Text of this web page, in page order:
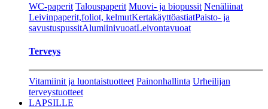
WC-paperit Talouspaperit Muovi- ja biopussit Nenäliinat
Leivinpaperit,foliot, kelmutKertakäyttöastiatPaisto- ja
savustuspussitAlumiinivuoatLeivontavuoat
Terveys
Vitamiinit ja luontaistuotteet Painonhallinta Urheilijan
terveystuotteet
LAPSILLE